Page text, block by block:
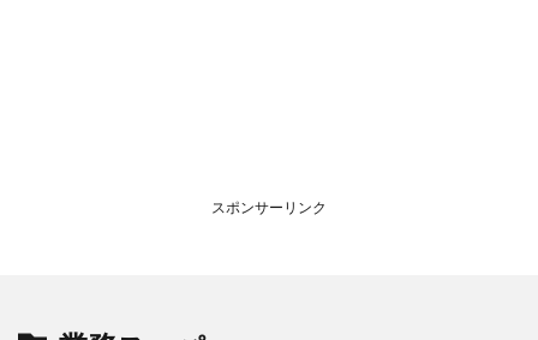
スポンサーリンク